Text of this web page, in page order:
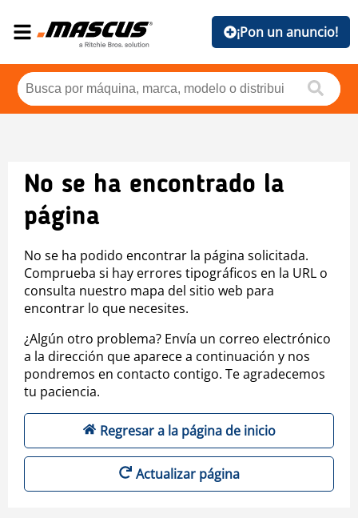
¡Pon un anuncio!
No se ha encontrado la
página
No se ha podido encontrar la página solicitada.
Comprueba si hay errores tipográficos en la URL o
consulta nuestro mapa del sitio web para
encontrar lo que necesites.
¿Algún otro problema? Envía un correo electrónico
a la dirección que aparece a continuación y nos
pondremos en contacto contigo. Te agradecemos
tu paciencia.
Regresar a la página de inicio
Actualizar página